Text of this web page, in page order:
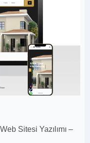
Sitesi Yazılımı –